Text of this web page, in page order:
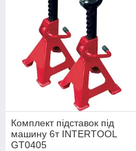
Комплект підставок під
машину 6т INTERTOOL
GT0405